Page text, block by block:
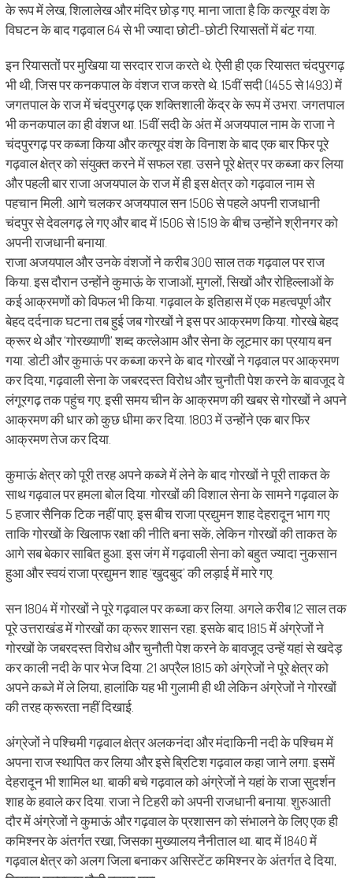
के रूप में लेख, श‍िलालेख और मंदिर छोड़ गए. माना जाता है कि कत्यूर वंश के
विघटन के बाद गढ़वाल 64 से भी ज्यादा छोटी-छोटी रियासतों में बंट गया.
इन रियासतों पर मुखि‍या या सरदार राज करते थे. ऐसी ही एक रियासत चंदपुरगढ़
भी थी, जिस पर कनकपाल के वंशज राज करते थे. 15वीं सदी (1455 से 1493) में
जगतपाल के राज में चंदपुरगढ़ एक शक्तिशाली केंद्र के रूप में उभरा. जगतपाल
भी कनकपाल का ही वंशज था. 15वीं सदी के अंत में अजयपाल नाम के राजा ने
चंदपुरगढ़ पर कब्जा किया और कत्यूर वंश के विनाश के बाद एक बार फिर पूरे
गढ़वाल क्षेत्र को संयुक्त करने में सफल रहा. उसने पूरे क्षेत्र पर कब्जा कर लिया
और पहली बार राजा अजयपाल के राज में ही इस क्षेत्र को गढ़वाल नाम से
पहचान मिली. आगे चलकर अजयपाल सन 1506 से पहले अपनी राजधानी
चंदपुर से देवलगढ़ ले गए और बाद में 1506 से 1519 के बीच उन्होंने श्रीनगर को
अपनी राजधानी बनाया.
राजा अजयपाल और उनके वंशजों ने करीब 300 साल तक गढ़वाल पर राज
किया. इस दौरान उन्होंने कुमाऊं के राजाओं, मुगलों, सिखों और रोहिल्लाओं के
कई आक्रमणों को विफल भी किया. गढ़वाल के इतिहास में एक महत्वपूर्ण और
बेहद दर्दनाक घटना तब हुई जब गोरखों ने इस पर आक्रमण किया. गोरखे बेहद
क्रूर थे और ‘गोरख्याणी’ शब्द कत्लेआम और सेना के लूटमार का प्रयाय बन
गया. डोटी और कुमाऊं पर कब्जा करने के बाद गोरखों ने गढ़वाल पर आक्रमण
कर दिया, गढ़वाली सेना के जबरदस्त विरोध और चुनौती पेश करने के बावजूद वे
लंगूरगढ़ तक पहुंच गए. इसी समय चीन के आक्रमण की खबर से गोरखों ने अपने
आक्रमण की धार को कुछ धीमा कर दिया. 1803 में उन्होंने एक बार फिर
आक्रमण तेज कर दिया.
कुमाऊं क्षेत्र को पूरी तरह अपने कब्जे में लेने के बाद गोरखों ने पूरी ताकत के
साथ गढ़वाल पर हमला बोल दिया. गोरखों की विशाल सेना के सामने गढ़वाल के
5 हजार सैनिक टिक नहीं पाए. इस बीच राजा प्रद्युमन शाह देहरादून भाग गए
ताकि गोरखों के ख‍िलाफ रक्षा की नीति बना सकें, लेकिन गोरखों की ताकत के
आगे सब बेकार साबित हुआ. इस जंग में गढ़वाली सेना को बहुत ज्यादा नुकसान
हुआ और स्वयं राजा प्रद्युमन शाह ‘खुदबुद’ की लड़ाई में मारे गए.
सन 1804 में गोरखों ने पूरे गढ़वाल पर कब्जा कर लिया. अगले करीब 12 साल तक
पूरे उत्तराखंड में गोरखों का क्रूर शासन रहा. इसके बाद 1815 में अंग्रेजों ने
गोरखों के जबरदस्त विरोध और चुनौती पेश करने के बावजूद उन्हें यहां से खदेड़
कर काली नदी के पार भेज दिया. 21 अप्रैल 1815 को अंग्रेजों ने पूरे क्षेत्र को
अपने कब्जे में ले लिया, हालांकि यह भी गुलामी ही थी लेकिन अंग्रेजों ने गोरखों
की तरह क्रूरता नहीं दिखाई.
अंग्रेजों ने पश्चिमी गढ़वाल क्षेत्र अलकनंदा और मंदाकिनी नदी के पश्चिम में
अपना राज स्थापित कर लिया और इसे ब्रिटिश गढ़वाल कहा जाने लगा. इसमें
देहरादून भी शामिल था. बाकी बचे गढ़वाल को अंग्रेजों ने यहां के राजा सुदर्शन
शाह के हवाले कर दिया. राजा ने टिहरी को अपनी राजधानी बनाया. शुरुआती
दौर में अंग्रेजों ने कुमाऊं और गढ़वाल के प्रशासन को संभालने के लिए एक ही
कमिश्नर के अंतर्गत रखा, जिसका मुख्यालय नैनीताल था. बाद में 1840 में
गढ़वाल क्षेत्र को अलग जिला बनाकर असिस्टेंट कमिश्नर के अंतर्गत दे दिया,